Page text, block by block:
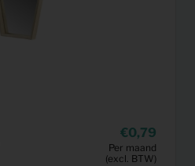
0,79
Per maand
(excl. BTW)